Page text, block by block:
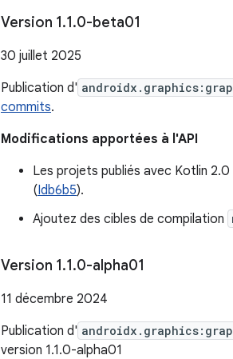
Version 1.1.0-beta01
30 juillet 2025
Publication d'
commits.
Modifications apportées à l'API
Les projets publiés avec Kotlin
(Idb6b5).
Ajoutez des cibles de compilation
Version 1.1.0-alpha01
11 décembre 2024
Publication d'
version 1.1.0-alpha01